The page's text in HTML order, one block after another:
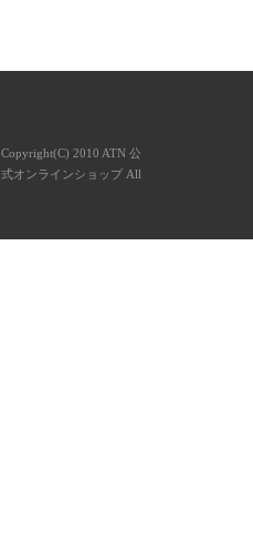
Copyright(C) 2010 ATN 公
式オンラインショップ All